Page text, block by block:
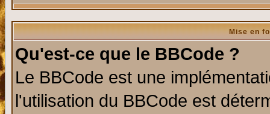
Mise en
Qu'est-ce que le BBCode ?
Le BBCode est une
l'utilisation du BBCode est